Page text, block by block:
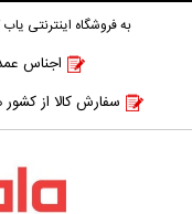
به فروشگاه اینترنتی
اجناس
سفارش کالا از